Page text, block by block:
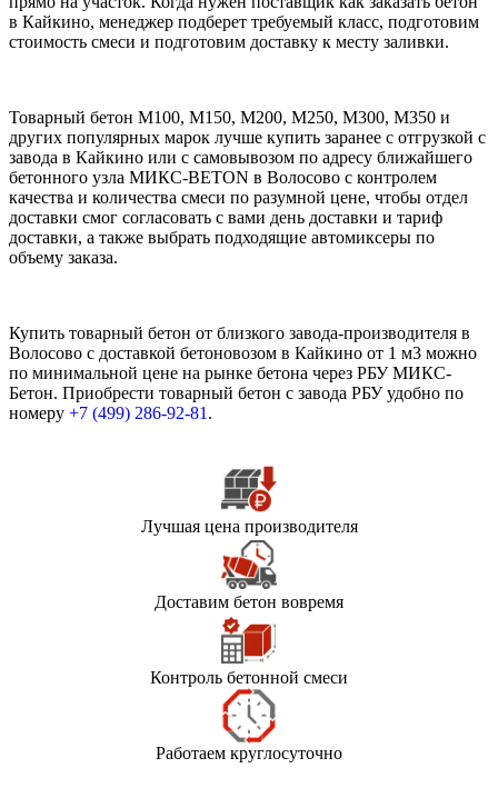
в Кайкино, менеджер подберет требуемый класс, подготовим
стоимость смеси и подготовим доставку к месту заливки.
Товарный бетон М100, М150, М200, М250, М300, М350 и
других популярных марок лучше купить заранее с отгрузкой с
завода в Кайкино или с самовывозом по адресу ближайшего
бетонного узла МИКС-BETON в Волосово с контролем
качества и количества смеси по разумной цене, чтобы отдел
доставки смог согласовать с вами день доставки и тариф
доставки, а также выбрать подходящие автомиксеры по
объему заказа.
Купить товарный бетон от близкого завода-производителя в
Волосово с доставкой бетоновозом в Кайкино от 1 м3 можно
по минимальной цене на рынке бетона через РБУ МИКС-
Бетон. Приобрести товарный бетон с завода РБУ удобно по
номеру +7 (499) 286-92-81 .
Лучшая цена производителя
Доставим бетон вовремя
Контроль бетонной смеси
Работаем круглосуточно